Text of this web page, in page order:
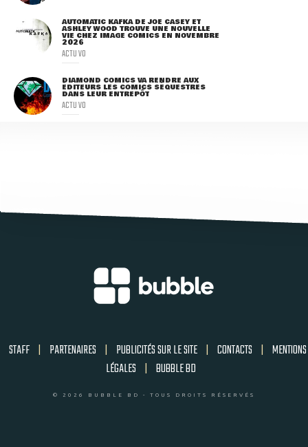
AUTOMATIC KAFKA DE JOE CASEY ET
ASHLEY WOOD TROUVE UNE NOUVELLE
VIE CHEZ IMAGE COMICS EN NOVEMBRE
2026
ACTU VO
DIAMOND COMICS VA RENDRE AUX
ÉDITEURS LES COMICS SÉQUESTRÉS
DANS LEUR ENTREPÔT
ACTU VO
STAFF | PARTENAIRES | PUBLICITÉS SUR LE SITE | CONTACTS | MENTIONS
LÉGALES | BUBBLE BD
© 2026 BUBBLE BD - TOUS DROITS RÉSERVÉS